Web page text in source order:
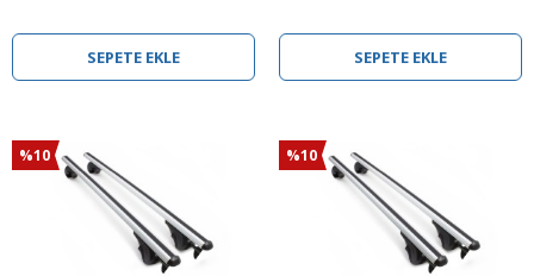
SEPETE EKLE SEPETE EKLE
%10 %10